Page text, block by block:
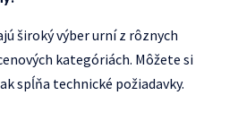
široký výber urní z rôznych
kategóriách. Môžete si
spĺňa technické požiadavky.